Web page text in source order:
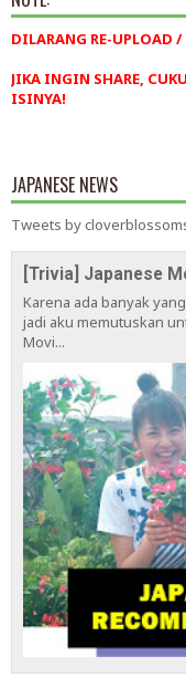
DILARANG RE-UPLOAD
JIKA INGIN SHARE,
ISINYA!
JAPANESE NEWS
Tweets by
[Trivia] Japanese
Karena ada banyak
jadi aku memutuskan
Movi...